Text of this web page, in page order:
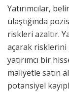
Yatırımcılar,
ulaştığında
riskleri azaltır.
açarak risklerini
yatırımcı bir
maliyetle satın
potansiyel